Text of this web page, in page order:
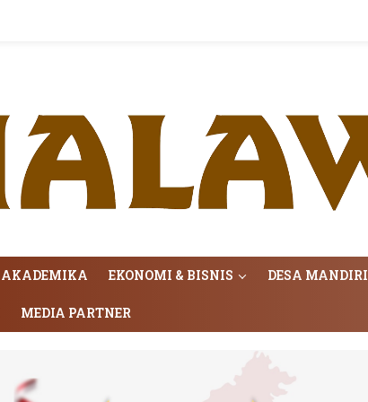
AKADEMIKA EKONOMI & BISNIS DESA MANDIRI
MEDIA PARTNER